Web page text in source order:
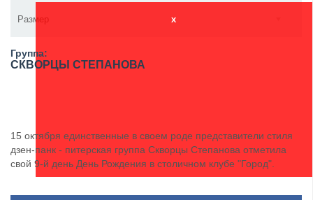
Размер x
Группа:
СКВОРЦЫ СТЕПАНОВА
15 октября единственные в своем роде представители стиля
дзен-панк - питерская группа Скворцы Степанова отметила
свой 9-й день День Рождения в столичном клубе "Город".